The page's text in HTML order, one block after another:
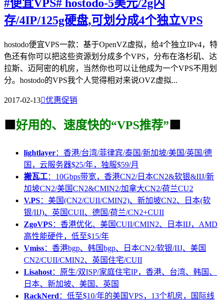
#便宜VPS# hostodo-5美元/2g内
存/4IP/125g硬盘,可划分成4个独立VPS
hostodo便宜VPS一款：基于OpenVZ虚拟，给4个独立IPv4，特
色还有你可以把这些资源划分成多个VPS，分布在洛杉矶、达
拉斯、迈阿密的机房，当然你也可以让他成为一个VPS不用划
分。hostodo的VPS我个人觉得相对来说OVZ虚拟...
2017-02-13优惠促销
🟩 好用的、速度快的“VPS推荐” 🟩
lightlayer：香港/台湾/菲律宾/泰国/新加坡/美国/英国/德
国，云服务器$25/年，独服$59/月
搬瓦工：10Gbps带宽，香港CN2/日本CN2&软银&IIJ/新
加坡CN2/美国CN2&CMIN2/加拿大CN2/荷兰CU2
V.PS：美国(CN2/CUII/CMIN2)、新加坡CN2、日本(软
银/IIJ)、英国CUII、德国/荷兰/CN2+CUII
ZgoVPS：香港优化、美国CUII/CMIN2、日本IIJ，AMD
高性能硬件，低至$15/年
Vmiss：香港bgp、韩国bgp、日本CN2/软银/IIJ、美国
CN2/CUII/CMIN2、英国住宅/CUII
Lisahost：原生/双ISP/家庭住宅IP，香港、台湾、韩国、
日本、新加坡、美国、英国
RackNerd：低至$10/年的美国VPS，13个机房，国际线